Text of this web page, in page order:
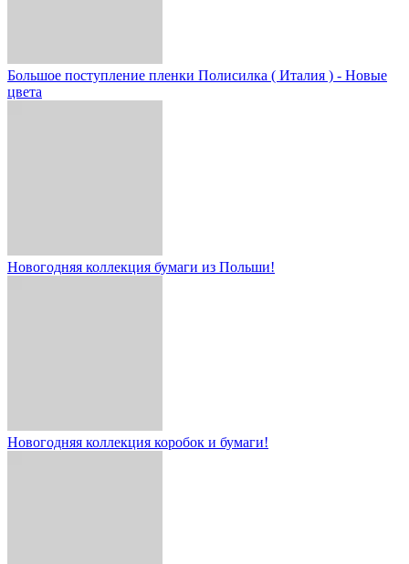
Большое поступление пленки Полисилка ( Италия ) - Новые
цвета
Новогодняя коллекция бумаги из Польши!
Новогодняя коллекция коробок и бумаги!